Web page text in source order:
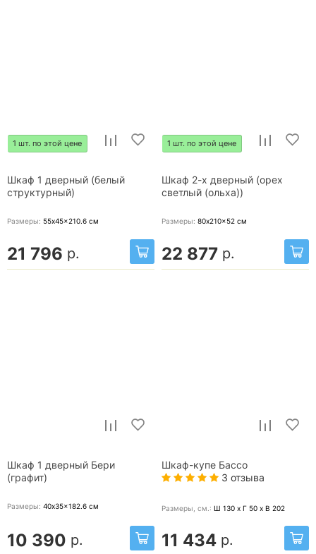
1 шт. по этой цене
Шкаф 1 дверный (белый
структурный)
Размеры: 55x45x210.6 см
21 796 р.
1 шт. по этой цене
Шкаф 2-х дверный (орех
светлый (ольха))
Размеры: 80x210x52 см
22 877 р.
Шкаф 1 дверный Бери
(графит)
Размеры: 40x35x182.6 см
10 390 р.
Шкаф-купе Бассо
3 отзыва
Размеры, cм.: Ш 130 x Г 50 x В 202
11 434 р.